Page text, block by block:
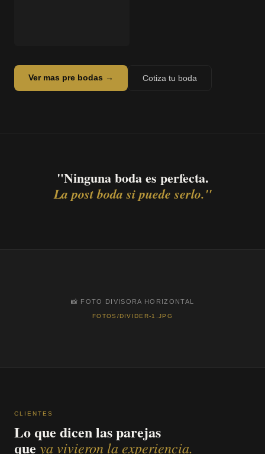
Ver mas pre bodas → Cotiza tu boda
"Ninguna boda es perfecta.
La post boda si puede serlo."
📸 FOTO DIVISORA HORIZONTAL
FOTOS/DIVIDER-1.JPG
CLIENTES
Lo que dicen las parejas
queya vivieron la experiencia.